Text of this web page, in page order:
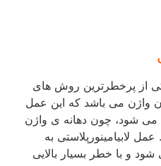
از پرخطرترین روش های
می باشد که این عمل
شود، چون دهانه ی واژن
به
و با خطر بسیار بالایی